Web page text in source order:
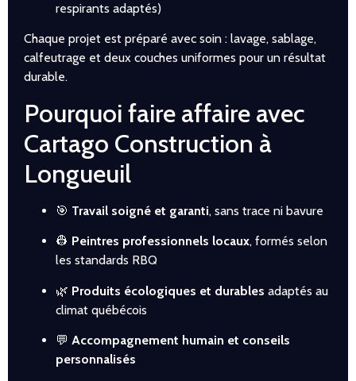
respirants adaptés)
Chaque projet est préparé avec soin : lavage, sablage,
calfeutrage et deux couches uniformes pour un résultat
durable.
Pourquoi faire affaire avec
Cartago Construction à
Longueuil
🎯 Travail soigné et garanti, sans trace ni bavure
👷 Peintres professionnels locaux, formés selon
les standards RBQ
🌿 Produits écologiques et durables adaptés au
climat québécois
💬 Accompagnement humain et conseils
personnalisés